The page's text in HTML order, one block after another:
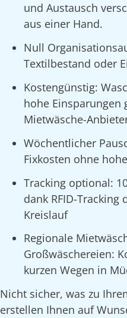
und Austausch
aus einer Hand.
Null
Textilbestand oder
Kostengünstig:
hohe Einsparungen
Mietwäsche-
Wöchentlicher
Fixkosten ohne
Tracking optional:
dank RFID-Tracking
Kreislauf
Regionale
Großwäschereien:
kurzen Wegen in
Nicht sicher, was zu
erstellen Ihnen auf